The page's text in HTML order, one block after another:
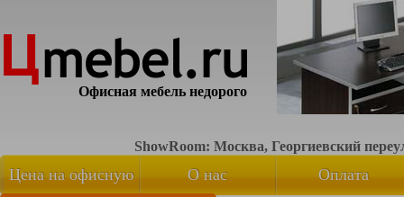
Офисная мебель недорого
ShowRoom: Москва, Георгиевский
Цена на офисную О нас Оплата